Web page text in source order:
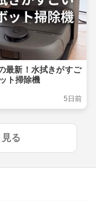
最新！水拭きがすご
ト掃除機
5日前
る